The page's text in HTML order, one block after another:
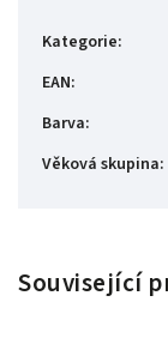
Kategorie:
EAN:
Barva:
Věková skupina:
Související